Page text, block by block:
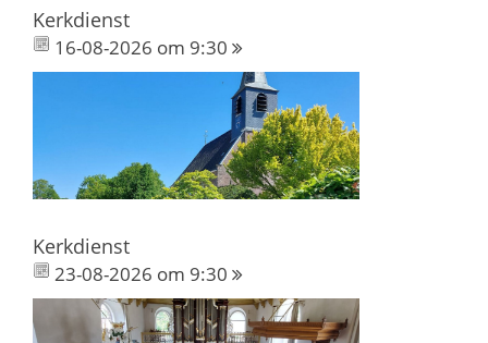
Kerkdienst
16-08-2026 om 9:30
Kerkdienst
23-08-2026 om 9:30